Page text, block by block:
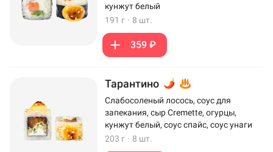
кунжут белый
191 г · 8 шт.
359 ₽
Тарантино
Слабосоленый лосось, соус для
запекания, сыр Cremette, огурцы,
кунжут белый, соус спайс, соус унаги
203 г · 8 шт.